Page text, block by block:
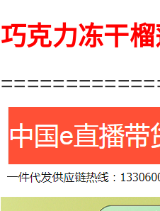
巧克力冻干